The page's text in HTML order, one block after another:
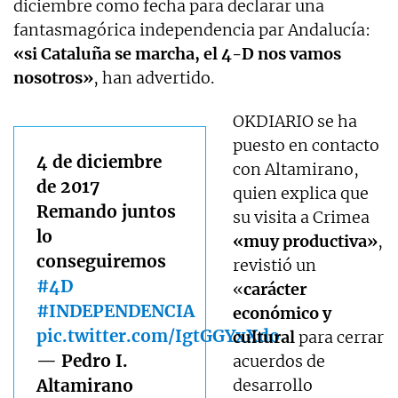
diciembre como fecha para declarar una
fantasmagórica independencia par Andalucía:
«si Cataluña se marcha, el 4-D nos vamos
nosotros», han advertido.
4 de diciembre
de 2017
Remando juntos
lo
conseguiremos
#4D
#INDEPENDENCIA
pic.twitter.com/IgtGGYxXdo
— Pedro I.
Altamirano
OKDIARIO se ha
puesto en contacto
con Altamirano,
quien explica que
su visita a Crimea
«muy productiva»,
revistió un
«carácter
económico y
culturalpara cerrar
acuerdos de
desarrollo